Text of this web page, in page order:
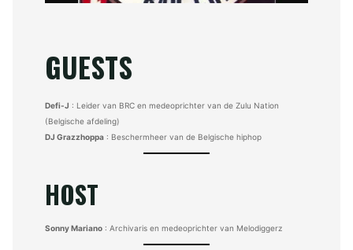
GUESTS
Defi-J : Leider van BRC en medeoprichter van de Zulu Nation
(Belgische afdeling)
DJ Grazzhoppa : Beschermheer van de Belgische hiphop
HOST
Sonny Mariano : Archivaris en medeoprichter van Melodiggerz